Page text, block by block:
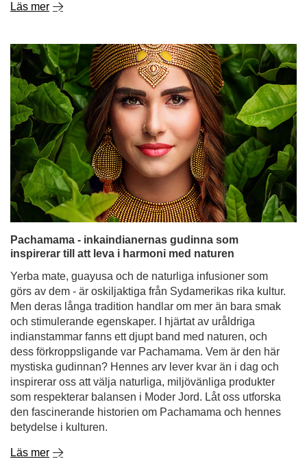
Läs mer
Pachamama - inkaindianernas gudinna som
inspirerar till att leva i harmoni med naturen
Yerba mate, guayusa och de naturliga infusioner som
görs av dem - är oskiljaktiga från Sydamerikas rika kultur.
Men deras långa tradition handlar om mer än bara smak
och stimulerande egenskaper. I hjärtat av uråldriga
indianstammar fanns ett djupt band med naturen, och
dess förkroppsligande var Pachamama. Vem är den här
mystiska gudinnan? Hennes arv lever kvar än i dag och
inspirerar oss att välja naturliga, miljövänliga produkter
som respekterar balansen i Moder Jord. Låt oss utforska
den fascinerande historien om Pachamama och hennes
betydelse i kulturen.
Läs mer